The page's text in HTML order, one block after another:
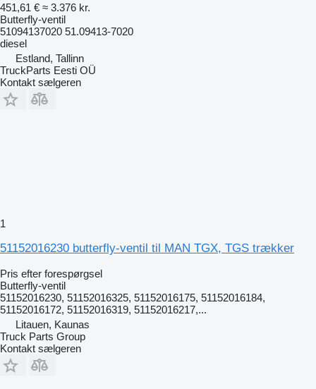
451,61 € ≈ 3.376 kr.
Butterfly-ventil
51094137020 51.09413-7020
diesel
Estland, Tallinn
TruckParts Eesti OÜ
Kontakt sælgeren
1
51152016230 butterfly-ventil til MAN TGX, TGS trækker
Pris efter forespørgsel
Butterfly-ventil
51152016230, 51152016325, 51152016175, 51152016184,
51152016172, 51152016319, 51152016217,...
Litauen, Kaunas
Truck Parts Group
Kontakt sælgeren